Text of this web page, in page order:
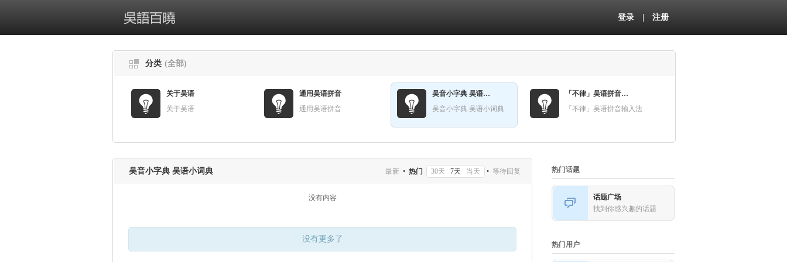
登录 注册
分类 (全部)
关于吴语
关于吴语
通用吴语拼音
通用吴语拼音
吴音小字典 吴语小词典
吴音小字典 吴语小词典
「不律」吴语拼音输入法
「不律」吴语拼音输入法
热门话题
话题广场
找到你感兴趣的话题
热门用户
最新 • 热门 30天 7天 当天 • 等待回复
吴音小字典 吴语小词典
没有内容
没有更多了